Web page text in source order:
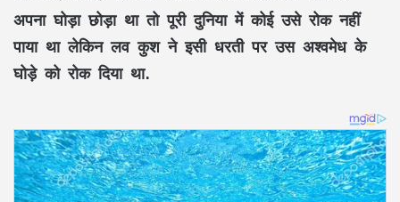
अपना घोड़ा छोड़ा था तो पूरी दुनिया में कोई उसे रोक नहीं
पाया था लेकिन लव कुश ने इसी धरती पर उस अश्वमेध के
घोड़े को रोक दिया था.